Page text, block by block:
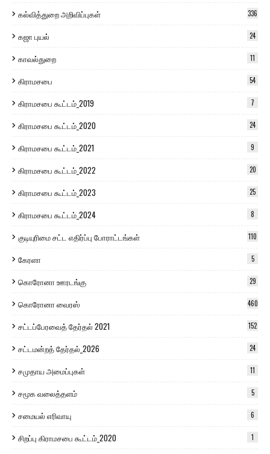
கல்வித்துறை அறிவிப்புகள் 336
கஜா புயல் 24
காவல்துறை 11
கிராமசபை 54
கிராமசபை கூட்டம்_2019 7
கிராமசபை கூட்டம்_2020 24
கிராமசபை கூட்டம்_2021 9
கிராமசபை கூட்டம்_2022 20
கிராமசபை கூட்டம்_2023 25
கிராமசபை கூட்டம்_2024 8
குடியுரிமை சட்ட எதிர்ப்பு போராட்டங்கள் 110
கேரளா 5
கொரோனா ஊரடங்கு 29
கொரோனா வைரஸ் 460
சட்டப்பேரவைத் தேர்தல் 2021 152
சட்டமன்றத் தேர்தல்_2026 24
சமுதாய அமைப்புகள் 11
சமூக வலைத்தளம் 5
சமையல் எரிவாயு 6
சிறப்பு கிராமசபை கூட்டம்_2020 1